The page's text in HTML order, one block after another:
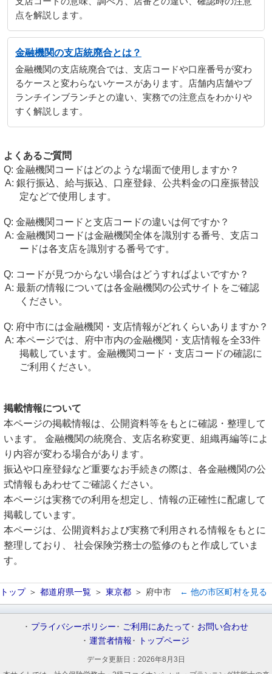
点を解説します。
金融機関の支店統廃合とは？
金融機関の支店統廃合では、支店コードや口座番号が変わ
るケースと変わらないケースがあります。店舗内店舗やブ
ランチインブランチとの違い、実務での注意点をわかりや
すく解説します。
よくあるご質問
金融機関コードはどのような場面で使用しますか？
銀行振込、給与振込、口座登録、公共料金の口座振替設
定などで使用します。
金融機関コードと支店コードの違いは何ですか？
金融機関コードは金融機関全体を識別する番号、支店コ
ードは各支店を識別する番号です。
コードが見つからない場合はどうすればよいですか？
最新の情報については各金融機関の公式サイトをご確認
ください。
府中市には金融機関・支店情報がどれくらいありますか？
本ページでは、府中市内の金融機関・支店情報を全33件
掲載しています。金融機関コード・支店コードの確認に
ご利用ください。
掲載情報について
本ページの掲載情報は、公開資料等をもとに確認・整理して
います。 金融機関の統廃合、支店名称変更、組織再編等によ
り内容が変わる場合があります。
振込や口座登録など重要なお手続きの際は、各金融機関の公
式情報もあわせてご確認ください。
本ページは実務での利用を想定し、情報の正確性に配慮して
掲載しています。
本ページは、公開資料および実務で利用される情報をもとに
整理しており、 社会保険労務士の監修のもと作成していま
す。
トップ 都道府県一覧 東京都 府中市 ← 他の市区町村を見る
プライバシーポリシー ご利用にあたって
お問い合わせ
運営者情報
トップページ
データ更新日： 2026年8月3日